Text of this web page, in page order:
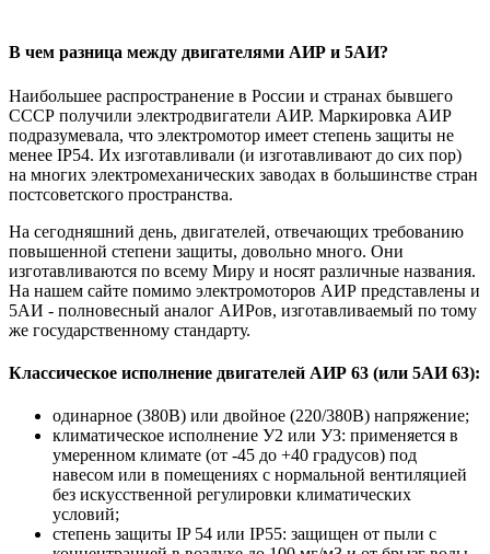
В чем разница между двигателями АИР и 5АИ?
Наибольшее распространение в России и странах бывшего
СССР получили электродвигатели АИР. Маркировка АИР
подразумевала, что электромотор имеет степень защиты не
менее IP54. Их изготавливали (и изготавливают до сих пор)
на многих электромеханических заводах в большинстве стран
постсоветского пространства.
На сегодняшний день, двигателей, отвечающих требованию
повышенной степени защиты, довольно много. Они
изготавливаются по всему Миру и носят различные названия.
На нашем сайте помимо электромоторов АИР представлены и
5АИ - полновесный аналог АИРов, изготавливаемый по тому
же государственному стандарту.
Классическое исполнение двигателей АИР 63 (или 5АИ 63):
одинарное (380В) или двойное (220/380В) напряжение;
климатическое исполнение У2 или У3: применяется в
умеренном климате (от -45 до +40 градусов) под
навесом или в помещениях с нормальной вентиляцией
без искусственной регулировки климатических
условий;
степень защиты IP 54 или IP55: защищен от пыли с